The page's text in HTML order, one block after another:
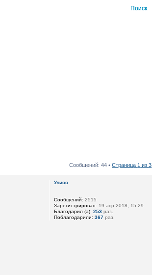
Сообщений: 44 •Страница 1 из3
Улисс
Сообщений: 2515
Зарегистрирован: 19 апр 2018, 15:29
Благодарил (а): 253раз.
Поблагодарили: 367раз.